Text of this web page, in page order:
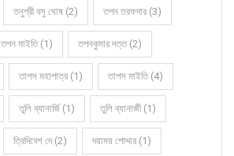
তনুশ্রী বসু ঘোষ (2) তপন তরফদার (3)
তপন মাইতি (1) তপনকুমার দত্ত (2)
তাপস মহাপাত্র (1) তাপস মাইতি (4)
তুলি ব্যানার্জি (1) তুলি ব্যানার্জী (1)
ত্রিদিবেশ দে (2) দয়াময় পোদ্দার (1)